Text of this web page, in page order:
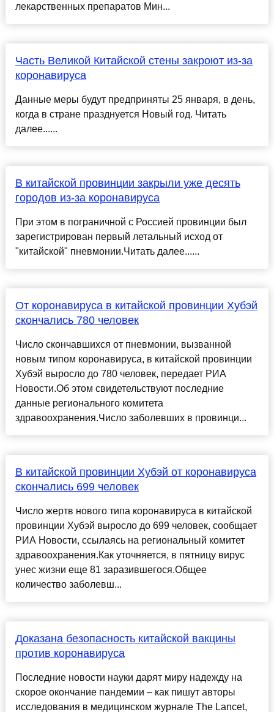
лекарственных препаратов Мин...
Часть Великой Китайской стены закроют из-за
коронавируса
Данные меры будут предприняты 25 января, в день,
когда в стране празднуется Новый год. Читать
далее......
В китайской провинции закрыли уже десять
городов из-за коронавируса
При этом в пограничной с Россией провинции был
зарегистрирован первый летальный исход от
"китайской" пневмонии.Читать далее......
От коронавируса в китайской провинции Хубэй
скончались 780 человек
Число скончавшихся от пневмонии, вызванной
новым типом коронавируса, в китайской провинции
Хубэй выросло до 780 человек, передает РИА
Новости.Об этом свидетельствуют последние
данные регионального комитета
здравоохранения.Число заболевших в провинци...
В китайской провинции Хубэй от коронавируса
скончались 699 человек
Число жертв нового типа коронавируса в китайской
провинции Хубэй выросло до 699 человек, сообщает
РИА Новости, ссылаясь на региональный комитет
здравоохранения.Как уточняется, в пятницу вирус
унес жизни еще 81 заразившегося.Общее
количество заболевш...
Доказана безопасность китайской вакцины
против коронавируса
Последние новости науки дарят миру надежду на
скорое окончание пандемии – как пишут авторы
исследования в медицинском журнале The Lancet,